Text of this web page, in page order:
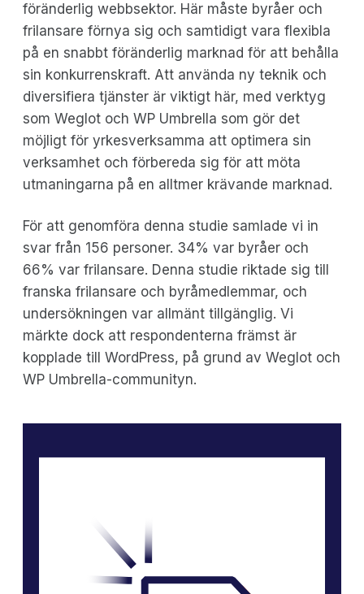
föränderlig webbsektor. Här måste byråer och
frilansare förnya sig och samtidigt vara flexibla
på en snabbt föränderlig marknad för att behålla
sin konkurrenskraft. Att använda ny teknik och
diversifiera tjänster är viktigt här, med verktyg
som Weglot och WP Umbrella som gör det
möjligt för yrkesverksamma att optimera sin
verksamhet och förbereda sig för att möta
utmaningarna på en alltmer krävande marknad.
För att genomföra denna studie samlade vi in
svar från 156 personer. 34% var byråer och
66% var frilansare. Denna studie riktade sig till
franska frilansare och byråmedlemmar, och
undersökningen var allmänt tillgänglig. Vi
märkte dock att respondenterna främst är
kopplade till WordPress, på grund av Weglot och
WP Umbrella-communityn.